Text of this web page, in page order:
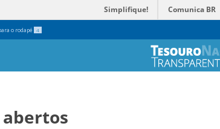
o rodapé 4
Simplifique! Comunica BR
abertos